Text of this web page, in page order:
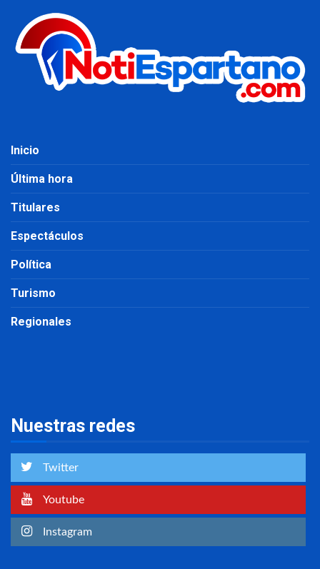
Inicio
Última hora
Titulares
Espectáculos
Política
Turismo
Regionales
Nuestras redes
Twitter
Youtube
Instagram